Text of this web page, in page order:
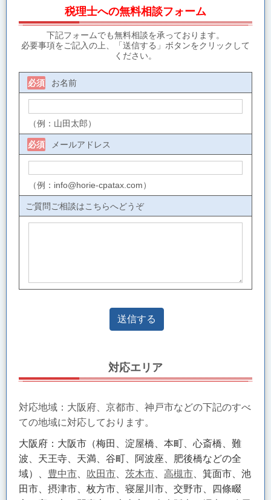
税理士への無料相談フォーム
下記フォームでも無料相談を承っております。
必要事項をご記入の上、「送信する」ボタンをクリックして
ください。
お名前
必須
（例：山田太郎）
メールアドレス
必須
（例：info@horie-cpatax.com）
ご質問ご相談はこちらへどうぞ
対応エリア
対応地域：大阪府、京都市、神戸市などの下記のすべ
ての地域に対応しております。
大阪府：大阪市（梅田、淀屋橋、本町、心斎橋、難
波、天王寺、天満、谷町、阿波座、肥後橋などの全
域）、 豊中市 吹田市 茨木市 高槻市 、箕面市、池
田市、摂津市、枚方市、寝屋川市、交野市、四條畷